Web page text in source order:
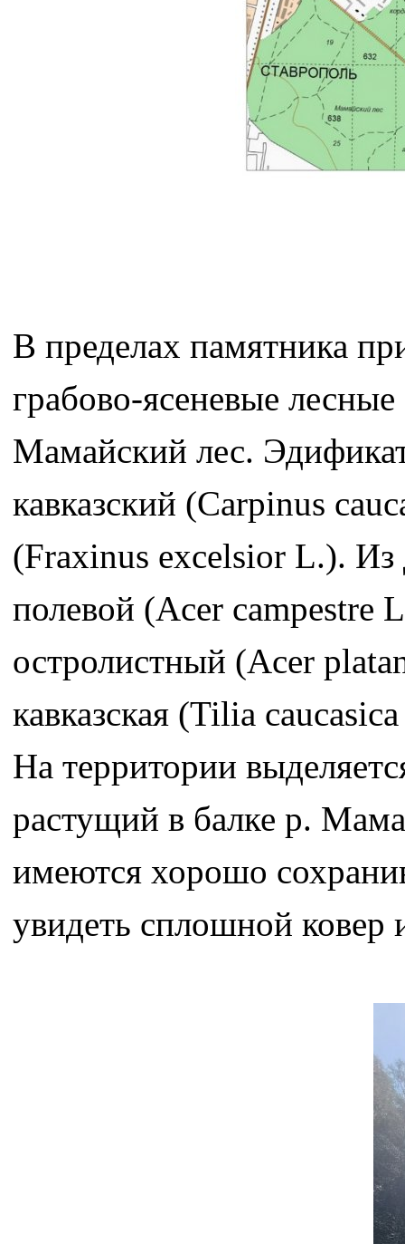
В пределах памятника
грабово-ясеневые
Мамайский лес.
кавказский (Carpinus
(Fraxinus excelsior L.).
полевой (Acer campestre
остролистный (Acer
кавказская (Tilia
На территории
растущий в балке р.
имеются хорошо
увидеть сплошной ковер